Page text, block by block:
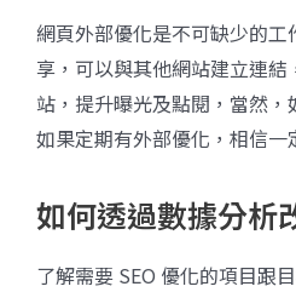
網頁外部優化是不可缺少的
享，可以與其他網站建立連
站，提升曝光及點閱，當然，
如果定期有外部優化，相信一
如何透過數據分析
了解需要 SEO 優化的項目跟